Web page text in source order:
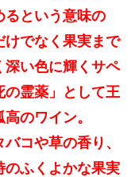
るという意味の
けでなく果実まで
深い色に輝くサペ
の霊薬」として王
のワイン。
コや草の香り、
のふくよかな果実